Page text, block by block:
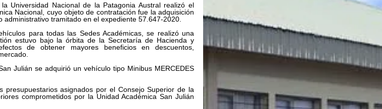
Universidad Nacional de la Patagonia Austral realizó el
Nacional, cuyo objeto de contratación fue la adquisición
tramitado en el expediente 57.647-2020.
para todas las Sedes Académicas, se realizó una
estuvo bajo la órbita de la Secretaría de Hacienda y
de obtener mayores beneficios en descuentos,
Julián se adquirió un vehículo tipo Minibus MERCEDES
presupuestarios asignados por el Consejo Superior de la
comprometidos por la Unidad Académica San Julián